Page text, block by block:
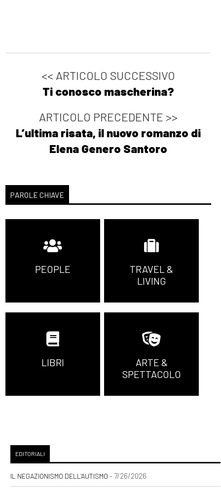
<< ARTICOLO SUCCESSIVO
Ti conosco mascherina?
ARTICOLO PRECEDENTE >>
L’ultima risata, il nuovo romanzo di
Elena Genero Santoro
PAROLE CHIAVE
PEOPLE
TRAVEL &
LIVING
LIBRI
ARTE &
SPETTACOLO
EDITORIALI
IL NEGAZIONISMO DELL'AUTISMO - 7/26/2026